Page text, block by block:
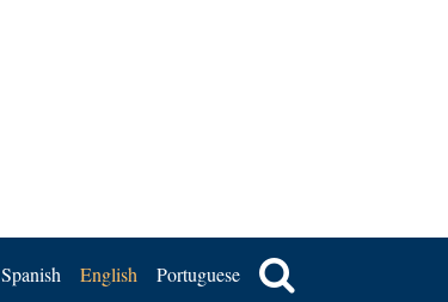
Spanish English Portuguese